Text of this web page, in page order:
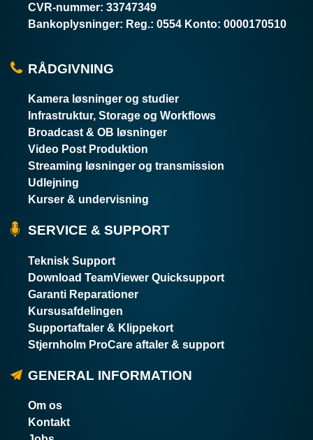
CVR-nummer: 33747349
Bankoplysninger: Reg.: 0554 Konto: 0000170510
RÅDGIVNING
Kamera løsninger og studier
Infrastruktur, Storage og Workflows
Broadcast & OB løsninger
Video Post Produktion
Streaming løsninger og transmission
Udlejning
Kurser & undervisning
SERVICE & SUPPORT
Teknisk Support
Download TeamViewer Quicksupport
Garanti Reparationer
Kursusafdelingen
Supportaftaler & Klippekort
Stjernholm ProCare aftaler & support
GENERAL INFORMATION
Om os
Kontakt